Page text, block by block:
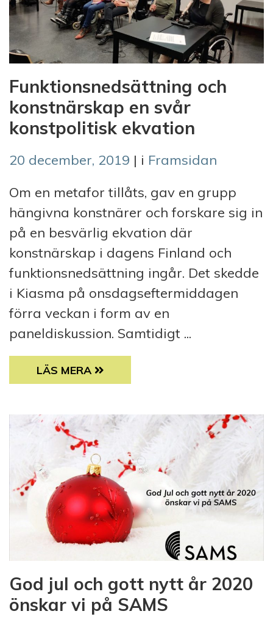
Funktionsnedsättning och
konstnärskap en svår
konstpolitisk ekvation
20 december, 2019 | i Framsidan
Om en metafor tillåts, gav en grupp
hängivna konstnärer och forskare sig in
på en besvärlig ekvation där
konstnärskap i dagens Finland och
funktionsnedsättning ingår. Det skedde
i Kiasma på onsdagseftermiddagen
förra veckan i form av en
paneldiskussion. Samtidigt ...
FUNKTIONSNEDSÄTTNING OCH
LÄS MERA
God jul och gott nytt år 2020
önskar vi på SAMS